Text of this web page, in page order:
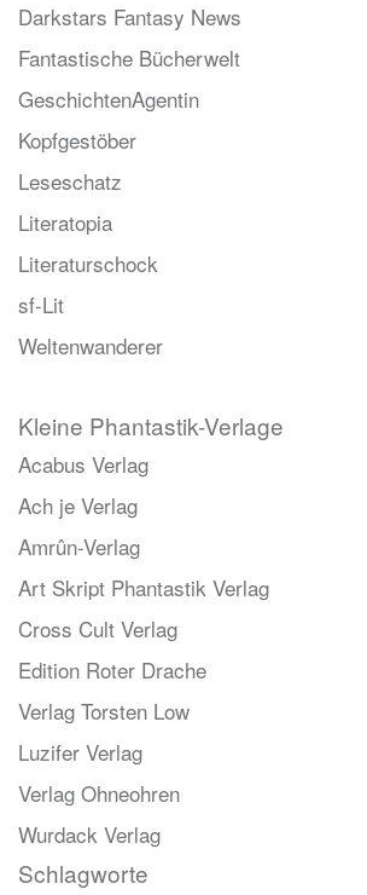
Darkstars Fantasy News
Fantastische Bücherwelt
GeschichtenAgentin
Kopfgestöber
Leseschatz
Literatopia
Literaturschock
sf-Lit
Weltenwanderer
Kleine Phantastik-Verlage
Acabus Verlag
Ach je Verlag
Amrûn-Verlag
Art Skript Phantastik Verlag
Cross Cult Verlag
Edition Roter Drache
Verlag Torsten Low
Luzifer Verlag
Verlag Ohneohren
Wurdack Verlag
Schlagworte